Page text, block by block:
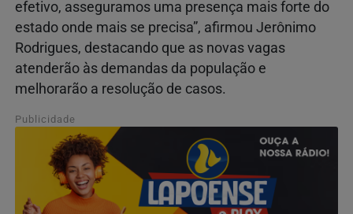
efetivo, asseguramos uma presença mais forte do
estado onde mais se precisa”, afirmou Jerônimo
Rodrigues, destacando que as novas vagas
atenderão às demandas da população e
melhorarão a resolução de casos.
Publicidade